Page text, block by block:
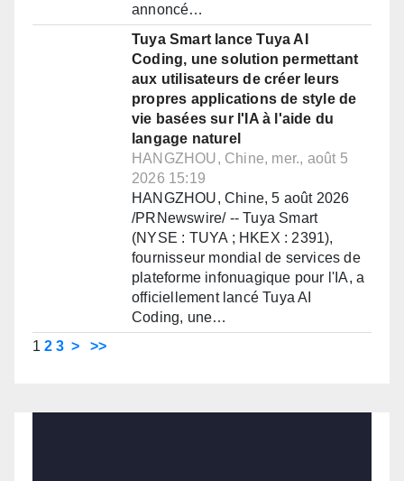
annoncé…
Tuya Smart lance Tuya AI
Coding, une solution permettant
aux utilisateurs de créer leurs
propres applications de style de
vie basées sur l'IA à l'aide du
langage naturel
HANGZHOU, Chine, mer., août 5
2026 15:19
HANGZHOU, Chine, 5 août 2026
/PRNewswire/ -- Tuya Smart
(NYSE : TUYA ; HKEX : 2391),
fournisseur mondial de services de
plateforme infonuagique pour l'IA, a
officiellement lancé Tuya AI
Coding, une…
1 2 3 > >>